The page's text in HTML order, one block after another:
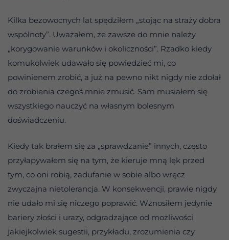
Kilka bezowocnych lat spędziłem „stojąc na straży dobra
wspólnoty”. Uważałem, że zawsze do mnie należy
„korygowanie warunków i okoliczności”. Rzadko kiedy
komukolwiek udawało się powiedzieć mi, co
powinienem zrobić, a już na pewno nikt nigdy nie zdołał
do zrobienia czegoś mnie zmusić. Sam musiałem się
wszystkiego nauczyć na własnym bolesnym
doświadczeniu.
Kiedy tak brałem się za „sprawdzanie” innych, często
przyłapywałem się na tym, że kieruje mną lęk przed
tym, co oni robią, zadufanie w sobie albo wręcz
zwyczajna nietolerancja. W konsekwencji, prawie nigdy
nie udało mi się niczego poprawić. Wznosiłem jedynie
bariery złości i urazy, odgradzające od możliwości
jakiejkolwiek sugestii, przykładu, zrozumienia czy